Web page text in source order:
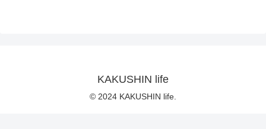
KAKUSHIN life
© 2024 KAKUSHIN life.